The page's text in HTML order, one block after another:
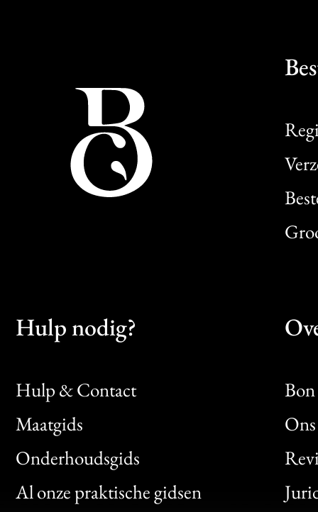
Hulp nodig?
Hulp & Contact
Maatgids
Onderhoudsgids
Al onze praktische gidsen
Bon
Clic